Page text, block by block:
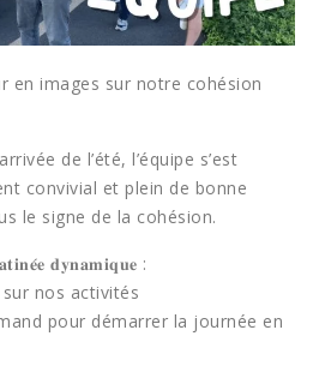
en images sur notre cohésion
de l’été, l’équipe s’est
convivial et plein de bonne
le signe de la cohésion.
𝐝𝐲𝐧𝐚𝐦𝐢𝐪𝐮𝐞 :
nos activités
pour démarrer la journée en